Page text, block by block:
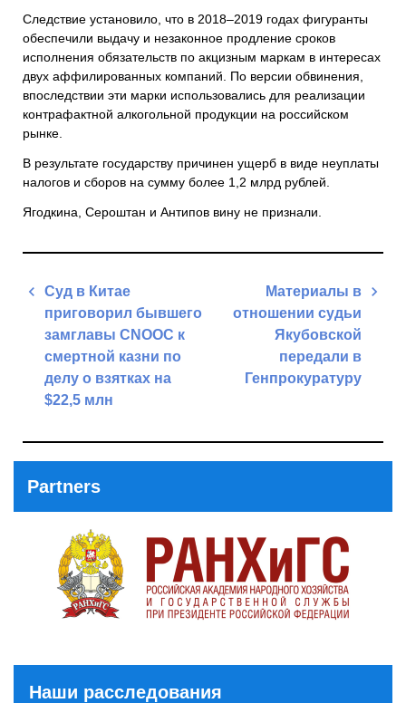
Следствие установило, что в 2018–2019 годах фигуранты
обеспечили выдачу и незаконное продление сроков
исполнения обязательств по акцизным маркам в интересах
двух аффилированных компаний. По версии обвинения,
впоследствии эти марки использовались для реализации
контрафактной алкогольной продукции на российском
рынке.
В результате государству причинен ущерб в виде неуплаты
налогов и сборов на сумму более 1,2 млрд рублей.
Ягодкина, Сероштан и Антипов вину не признали.
Post
navigation
Суд в Китае
приговорил бывшего
замглавы CNOOC к
смертной казни по
делу о взятках на
$22,5 млн
Материалы в
отношении судьи
Якубовской
передали в
Генпрокуратуру
Partners
Наши расследования